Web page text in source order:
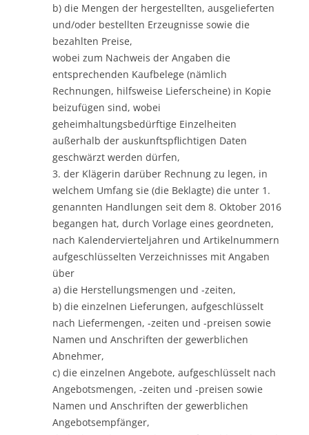
b) die Mengen der hergestellten, ausgelieferten
und/oder bestellten Erzeugnisse sowie die
bezahlten Preise,
wobei zum Nachweis der Angaben die
entsprechenden Kaufbelege (nämlich
Rechnungen, hilfsweise Lieferscheine) in Kopie
beizufügen sind, wobei
geheimhaltungsbedürftige Einzelheiten
außerhalb der auskunftspflichtigen Daten
geschwärzt werden dürfen,
3. der Klägerin darüber Rechnung zu legen, in
welchem Umfang sie (die Beklagte) die unter 1.
genannten Handlungen seit dem 8. Oktober 2016
begangen hat, durch Vorlage eines geordneten,
nach Kalendervierteljahren und Artikelnummern
aufgeschlüsselten Verzeichnisses mit Angaben
über
a) die Herstellungsmengen und -zeiten,
b) die einzelnen Lieferungen, aufgeschlüsselt
nach Liefermengen, -zeiten und -preisen sowie
Namen und Anschriften der gewerblichen
Abnehmer,
c) die einzelnen Angebote, aufgeschlüsselt nach
Angebotsmengen, -zeiten und -preisen sowie
Namen und Anschriften der gewerblichen
Angebotsempfänger,